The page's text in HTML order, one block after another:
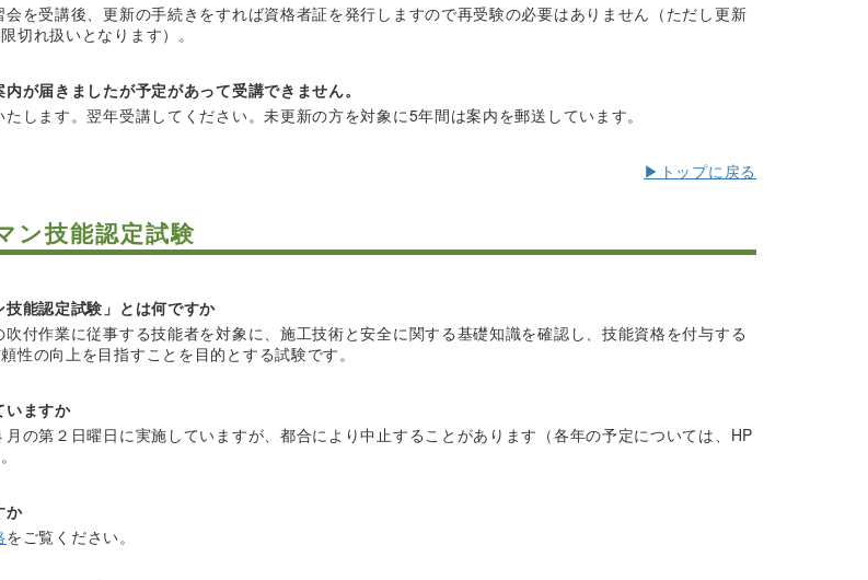
会を受講後、更新の手続きをすれば資格者証を発行しますので再受験の必要はありません（ただし更新
切れ扱いとなります）。
が届きましたが予定があって受講できません。
します。翌年受講してください。未更新の方を対象に5年間は案内を郵送しています。
▶トップに戻る
ン技能認定試験
技能認定試験」とは何ですか
付作業に従事する技能者を対象に、施工技術と安全に関する基礎知識を確認し、技能資格を付与する
性の向上を目指すことを目的とする試験です。
いますか
の第２日曜日に実施していますが、都合により中止することがあります（各年の予定については、HP
か
をご覧ください。